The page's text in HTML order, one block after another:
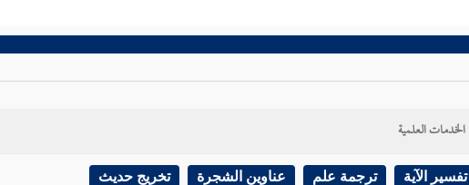
الخدمات العلمية
تفسير الآية ترجمة علم عناوين الشجرة تخريج حديث